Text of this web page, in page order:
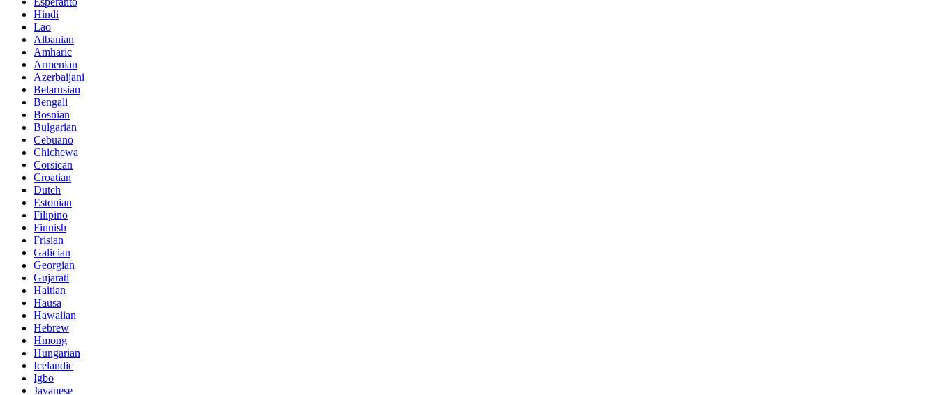
Hindi
Lao
Albanian
Amharic
Armenian
Azerbaijani
Belarusian
Bengali
Bosnian
Bulgarian
Cebuano
Chichewa
Corsican
Croatian
Dutch
Estonian
Filipino
Finnish
Frisian
Galician
Georgian
Gujarati
Haitian
Hausa
Hawaiian
Hebrew
Hmong
Hungarian
Icelandic
Igbo
Javanese